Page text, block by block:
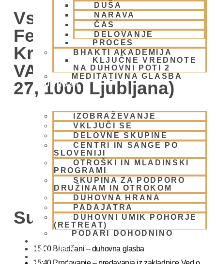
DUŠA
NARAVA
ČAS
DELOVANJE
PROCES
BHAKTI AKADEMIJA
KLJUČNE VREDNOTE
NA DUHOVNI POTI 2
MEDITATIVNA GLASBA
SKUPNOST
IZOBRAŽEVANJE
VKLJUČI SE
DELOVNE SKUPINE
CENTRI IN SANGE PO
SLOVENIJI
OTROŠKI IN MLADINSKI
PROGRAMI
SKUPINA ZA PODPORO
DRUŽINAM IN OTROKOM
DUHOVNA HRANA
PADAJATRA
DUHOVNI UMIK POHORJE
(RETREAT)
PODARI DOHODNINO
KOLEDAR
Vsako Nedeljo Mini
Festival V Hare
Krišna Centru –
VABLJENI (Žibertova
27, 1000 Ljubljana)
Sunday Feast
15.00 Bhadžani – duhovna glasba